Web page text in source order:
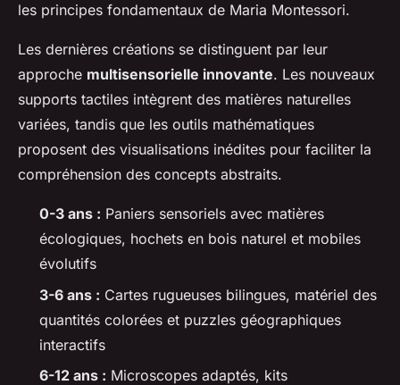
les principes fondamentaux de Maria Montessori.
Les dernières créations se distinguent par leur
approche multisensorielle innovante. Les nouveaux
supports tactiles intègrent des matières naturelles
variées, tandis que les outils mathématiques
proposent des visualisations inédites pour faciliter la
compréhension des concepts abstraits.
0-3 ans : Paniers sensoriels avec matières
écologiques, hochets en bois naturel et mobiles
évolutifs
3-6 ans : Cartes rugueuses bilingues, matériel des
quantités colorées et puzzles géographiques
interactifs
6-12 ans : Microscopes adaptés, kits